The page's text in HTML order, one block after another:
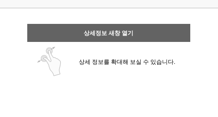
상세정보 새창 열기
상세 정보를 확대해 보실 수 있습니다.